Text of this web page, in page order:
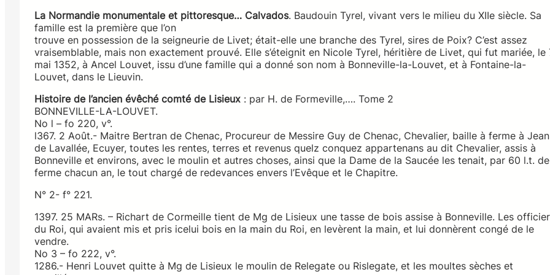
La Normandie monumentale et pittoresque… Calvados. Baudouin Tyrel, vivant vers le milieu du XIIe siècle. Sa
famille est la première que l’on
trouve en possession de la seigneurie de Livet; était-elle une branche des Tyrel, sires de Poix? C’est assez
vraisemblable, mais non exactement prouvé. Elle s’éteignit en Nicole Tyrel, héritière de Livet, qui fut mariée, le
mai 1352, à Ancel Louvet, issu d’une famille qui a donné son nom à Bonneville-la-Louvet, et à Fontaine-la-
Louvet, dans le Lieuvin.
Histoire de l’ancien évêché comté de Lisieux : par H. de Formeville,…. Tome 2
BONNEVILLE-LA-LOUVET.
No l – fo 220, v°.
l367. 2 Août.- Maitre Bertran de Chenac, Procureur de Messire Guy de Chenac, Chevalier, baille à ferme à Jean
de Lavallée, Ecuyer, toutes les rentes, terres et revenus quelz conquez appartenans au dit Chevalier, assis à
Bonneville et environs, avec le moulin et autres choses, ainsi que la Dame de la Saucée les tenait, par 60 l.t. de
ferme chacun an, le tout chargé de redevances envers l’Evêque et le Chapitre.
N° 2- f° 221.
1397. 25 MARs. – Richart de Cormeille tient de Mg de Lisieux une tasse de bois assise à Bonneville. Les
du Roi, qui avaient mis et pris icelui bois en la main du Roi, en levèrent la main, et lui donnèrent congé de le
vendre.
No 3 – fo 222, v°.
1286.- Henri Louvet quitte à Mg de Lisieux le moulin de Relegate ou Rislegate, et les moultes sèches et